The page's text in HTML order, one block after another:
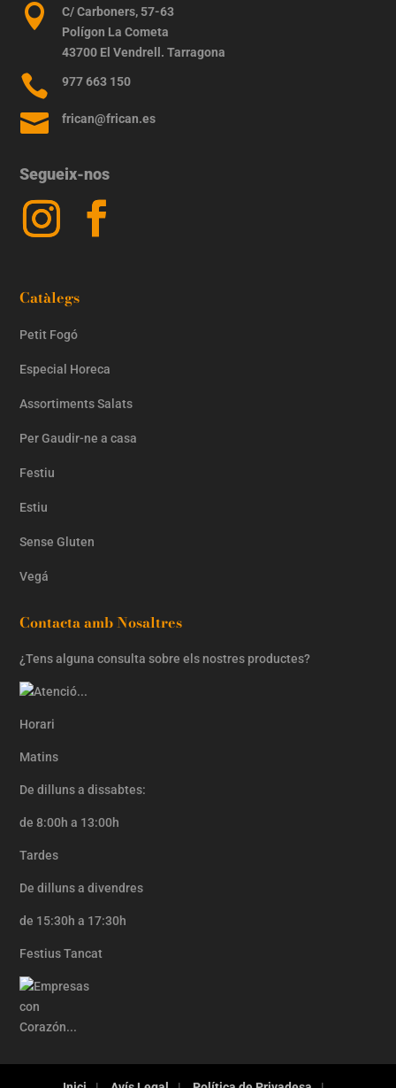

C/ Carboners, 57-63
Polígon La Cometa
43700 El Vendrell. Tarragona
 977 663 150
 frican@frican.es
Segueix-nos
Catàlegs
Petit Fogó
Especial Horeca
Assortiments Salats
Per Gaudir-ne a casa
Festiu
Estiu
Sense Gluten
Vegá
Contacta amb Nosaltres
¿Tens alguna consulta sobre els nostres productes?
Horari
Matins
De dilluns a dissabtes:
de 8:00h a 13:00h
Tardes
De dilluns a divendres
de 15:30h a 17:30h
Festius Tancat